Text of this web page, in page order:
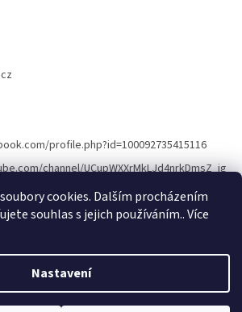
cookies. Dalším procházením
souhlas s jejich používáním.. Více
Nastavení
profile.php?id=100092735415116
channel/UCupWXXrMkLJd4nrkDmsZ_ig
Vytvořil Shoptet